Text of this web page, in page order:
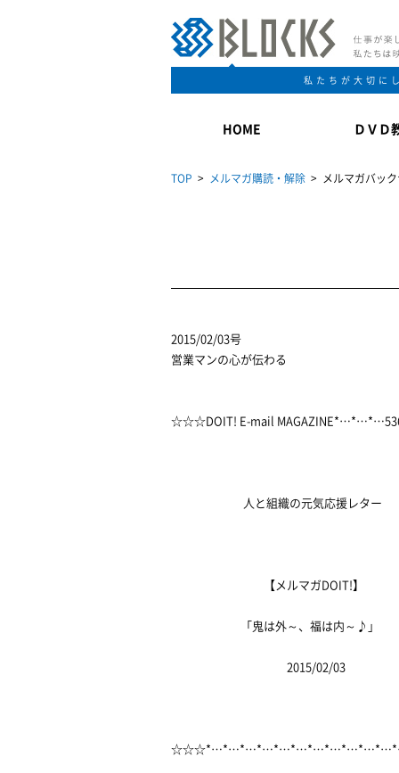
私たちが大切に
HOME ＤＶＤ
TOP > メルマガ購読・解除 > メルマガバック
2015/02/03号
営業マンの心が伝わる
☆☆☆DOIT! E-mail
人と組織の元気応援レター
【メルマガDOIT!】
「鬼は外～、福は内～♪」
2015/02/03